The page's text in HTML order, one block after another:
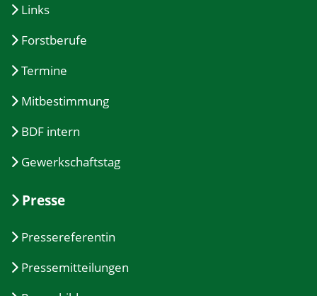
Links
Forstberufe
Termine
Mitbestimmung
BDF intern
Gewerkschaftstag
Presse
Pressereferentin
Pressemitteilungen